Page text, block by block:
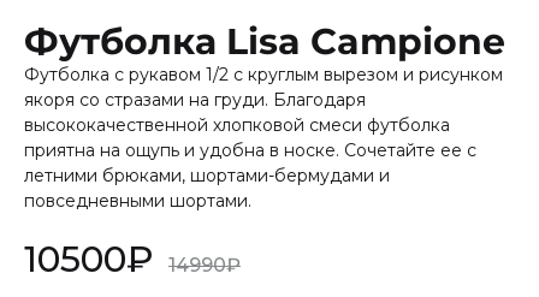
Футболка Lisa Campione
Футболка с рукавом 1/2 с круглым вырезом и рисунком
якоря со стразами на груди. Благодаря
высококачественной хлопковой смеси футболка
приятна на ощупь и удобна в носке. Сочетайте ее с
летними брюками, шортами-бермудами и
повседневными шортами.
10500₽ 14990₽